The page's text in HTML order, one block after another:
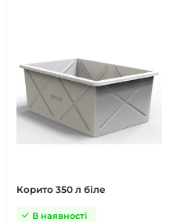
Корито 350 л біле
В наявності